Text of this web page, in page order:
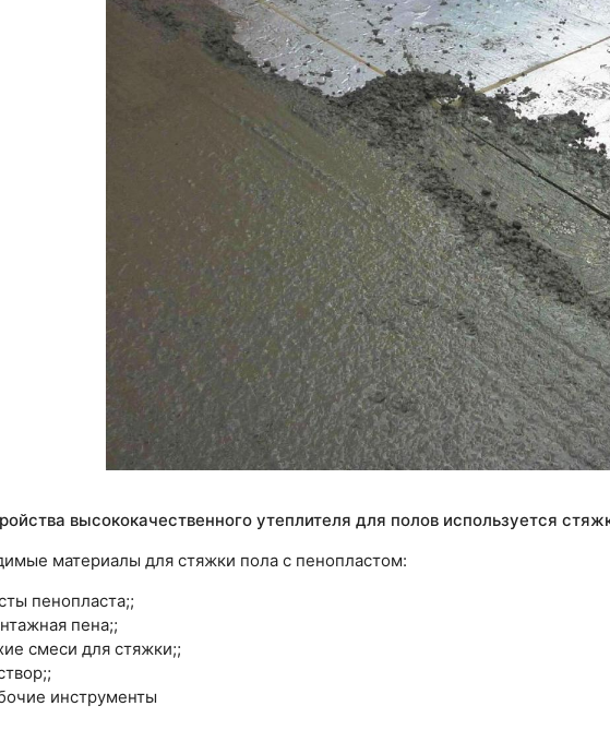
высококачественного утеплителя для полов используется
материалы для стяжки пола с пенопластом:
пенопласта;;
пена;;
смеси для стяжки;;
инструменты